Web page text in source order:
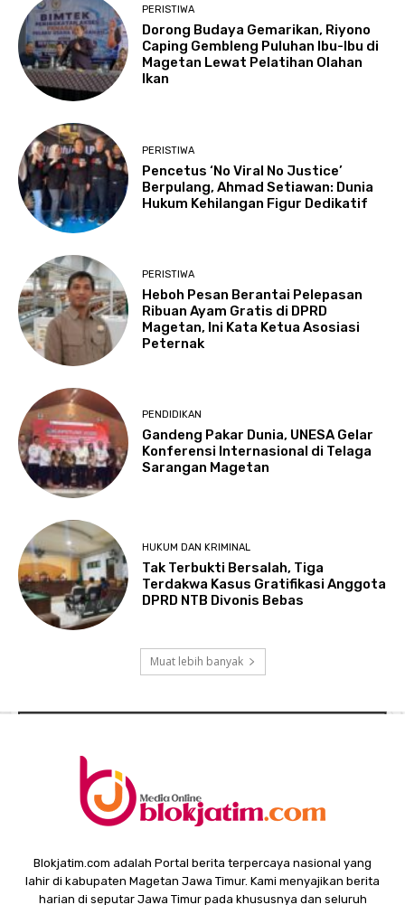
PERISTIWA
Dorong Budaya Gemarikan, Riyono
Caping Gembleng Puluhan Ibu-Ibu di
Magetan Lewat Pelatihan Olahan
Ikan
PERISTIWA
Pencetus ‘No Viral No Justice’
Berpulang, Ahmad Setiawan: Dunia
Hukum Kehilangan Figur Dedikatif
PERISTIWA
Heboh Pesan Berantai Pelepasan
Ribuan Ayam Gratis di DPRD
Magetan, Ini Kata Ketua Asosiasi
Peternak
PENDIDIKAN
Gandeng Pakar Dunia, UNESA Gelar
Konferensi Internasional di Telaga
Sarangan Magetan
HUKUM DAN KRIMINAL
Tak Terbukti Bersalah, Tiga
Terdakwa Kasus Gratifikasi Anggota
DPRD NTB Divonis Bebas
Muat lebih banyak
Blokjatim.com adalah Portal berita terpercaya nasional yang
lahir di kabupaten Magetan Jawa Timur. Kami menyajikan berita
harian di seputar Jawa Timur pada khususnya dan seluruh